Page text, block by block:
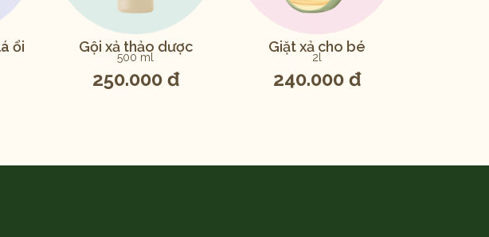
ổi Gội xả thảo dược
500 ml
250.000 đ
Giặt xả cho bé
2l
240.000 đ